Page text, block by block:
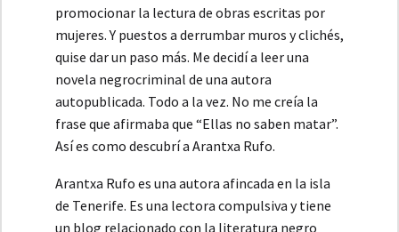
promocionar la lectura de obras escritas por
mujeres. Y puestos a derrumbar muros y clichés,
quise dar un paso más. Me decidí a leer una
novela negrocriminal de una autora
autopublicada. Todo a la vez. No me creía la
frase que afirmaba que “Ellas no saben matar”.
Así es como descubrí a Arantxa Rufo.
Arantxa Rufo es una autora afincada en la isla
de Tenerife. Es una lectora compulsiva y tiene
un blog relacionado con la literatura negro